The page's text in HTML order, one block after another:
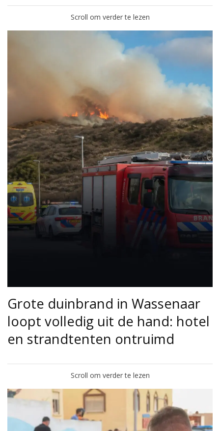
Scroll om verder te lezen
Grote duinbrand in Wassenaar
loopt volledig uit de hand: hotel
en strandtenten ontruimd
Scroll om verder te lezen